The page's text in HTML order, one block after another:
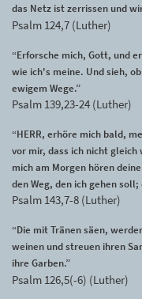
das Netz ist zerrissen und
Psalm 124,7 (Luther)
“Erforsche mich, Gott, und
wie ich's meine. Und sieh,
ewigem Wege.”
Psalm 139,23-24 (Luther)
“HERR, erhöre mich bald,
vor mir, dass ich nicht gleich
mich am Morgen hören
den Weg, den ich gehen
Psalm 143,7-8 (Luther)
“Die mit Tränen säen,
weinen und streuen ihren
ihre Garben.”
Psalm 126,5(-6) (Luther)